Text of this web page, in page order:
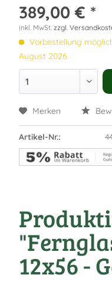
389,00 € *
inkl. MwSt. zzgl.
Vorbestellung
August 2026
Merken
Artikel-Nr.:
12x56 -